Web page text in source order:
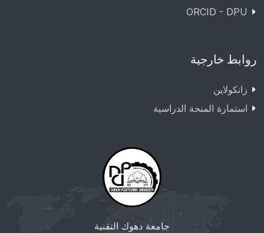
ORCID - DPU
روابط خارجية
زانکولاین
استمارة المنحة الدراسية
جامعة دهوك التقنية